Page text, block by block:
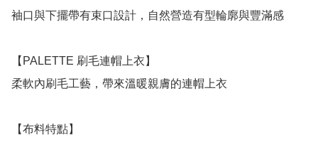
袖口與下擺帶有束口設計，自然營造有型輪廓與豐滿感
【PALETTE 刷毛連帽上衣】
柔軟內刷毛工藝，帶來溫暖親膚的連帽上衣
【布料特點】